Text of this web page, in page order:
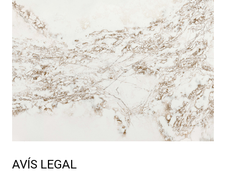
AVÍS LEGAL